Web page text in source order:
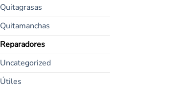
Quitagrasas
Quitamanchas
Reparadores
Uncategorized
Útiles